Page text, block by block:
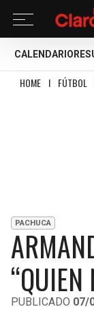
CALENDARIO
HOME I FÚTBOL
PACHUCA
“QUIEN
PUBLICADO 07/